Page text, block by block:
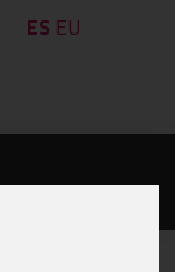
ES EU